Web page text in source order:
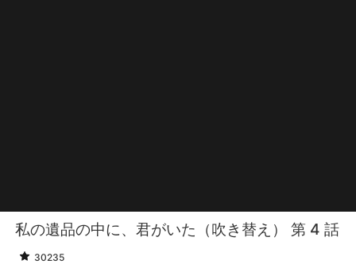
私の遺品の中に、君がいた（吹き替え） 第 4 話
30235